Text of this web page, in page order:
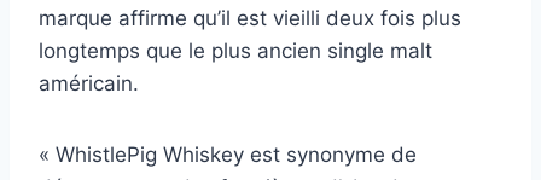
marque affirme qu’il est vieilli deux fois plus
longtemps que le plus ancien single malt
américain.
« WhistlePig Whiskey est synonyme de